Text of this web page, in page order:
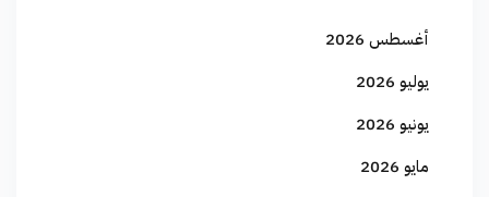
أغسطس 2026
يوليو 2026
يونيو 2026
مايو 2026